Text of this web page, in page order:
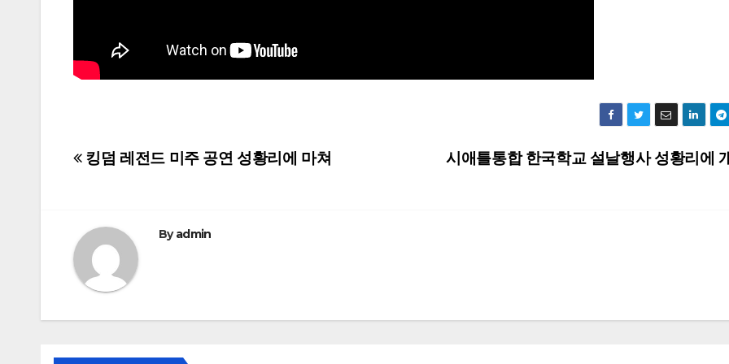
Post
시애틀통합 한국학교 설날행사 성황리에
킹덤 레전드 미주 공연 성황리에 마쳐
Byadmin